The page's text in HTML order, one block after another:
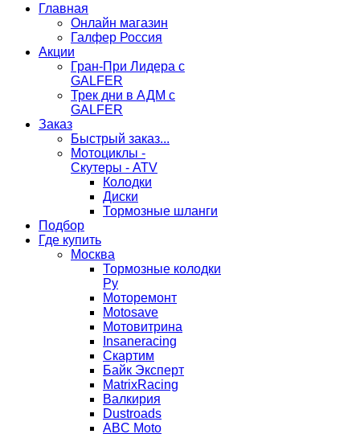
Главная
Онлайн магазин
Галфер Россия
Акции
Гран-При Лидера c
GALFER
Трек дни в АДМ с
GALFER
Заказ
Быстрый заказ...
Мотоциклы -
Скутеры - ATV
Колодки
Диски
Тормозные шланги
Подбор
Где купить
Москва
Тормозные колодки
Ру
Моторемонт
Motosave
Мотовитрина
Insaneracing
Скартим
Байк Эксперт
MatrixRacing
Валкирия
Dustroads
ABC Moto